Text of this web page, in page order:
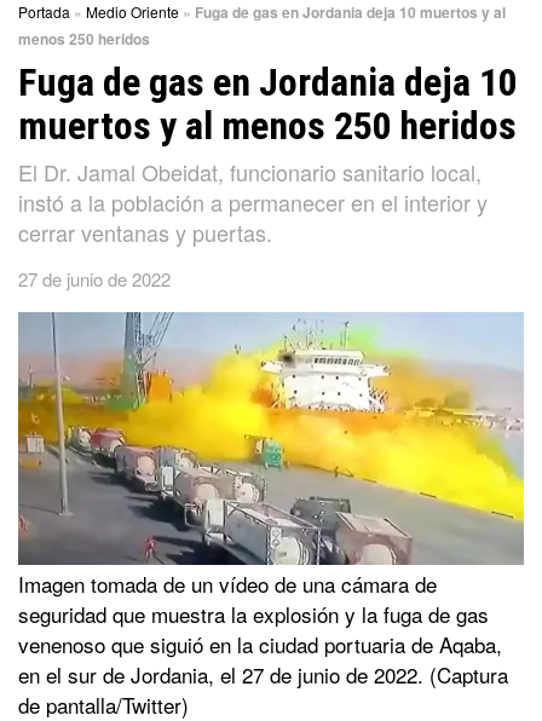
Portada » Medio Oriente » Fuga de gas en Jordania deja 10 muertos y al
menos 250 heridos
Fuga de gas en Jordania deja 10
muertos y al menos 250 heridos
El Dr. Jamal Obeidat, funcionario sanitario local,
instó a la población a permanecer en el interior y
cerrar ventanas y puertas.
27 de junio de 2022
Imagen tomada de un vídeo de una cámara de
seguridad que muestra la explosión y la fuga de gas
venenoso que siguió en la ciudad portuaria de Aqaba,
en el sur de Jordania, el 27 de junio de 2022. (Captura
de pantalla/Twitter)